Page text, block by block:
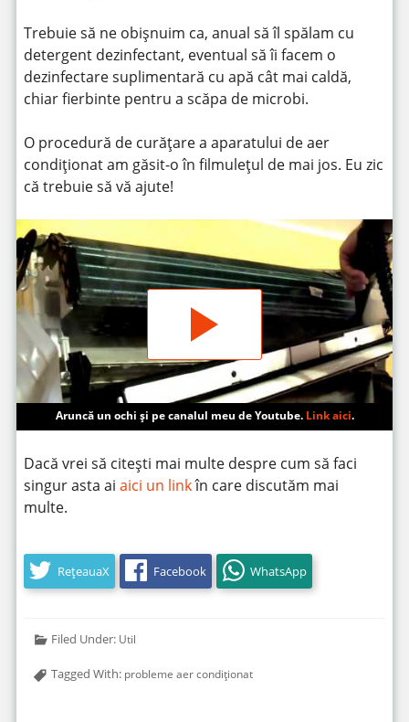
Trebuie să ne obișnuim ca, anual să îl spălam cu
detergent dezinfectant, eventual să îi facem o
dezinfectare suplimentară cu apă cât mai caldă,
chiar fierbinte pentru a scăpa de microbi.
O procedură de curățare a aparatului de aer
condiționat am găsit-o în filmulețul de mai jos. Eu zic
că trebuie să vă ajute!
Aruncă un ochi și pe canalul meu de Youtube. Link aici.
Dacă vrei să citești mai multe despre cum să faci
singur asta ai aici un linkîn care discutăm mai
multe.
RețeauaX Facebook WhatsApp
Filed Under: Util
Tagged With: probleme aer condiționat